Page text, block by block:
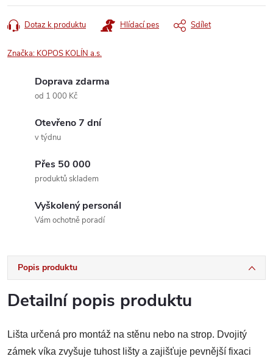
Dotaz k produktu Hlídací pes Sdílet
Značka: KOPOS KOLÍN a.s.
Doprava zdarma
od 1 000 Kč
Otevřeno 7 dní
v týdnu
Přes 50 000
produktů skladem
Vyškolený personál
Vám ochotně poradí
Popis produktu
Detailní popis produktu
Lišta určená pro montáž na stěnu nebo na strop. Dvojitý
zámek víka zvyšuje tuhost lišty a zajišťuje pevnější fixaci